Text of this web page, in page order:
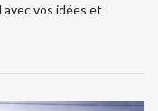
vos idées et